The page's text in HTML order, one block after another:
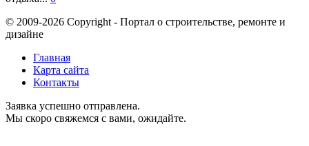
© 2009-2026 Copyright - Портал о строительстве, ремонте и
дизайне
Главная
Карта сайта
Контакты
Заявка успешно отправлена.
Мы скоро свяжемся с вами, ожидайте.